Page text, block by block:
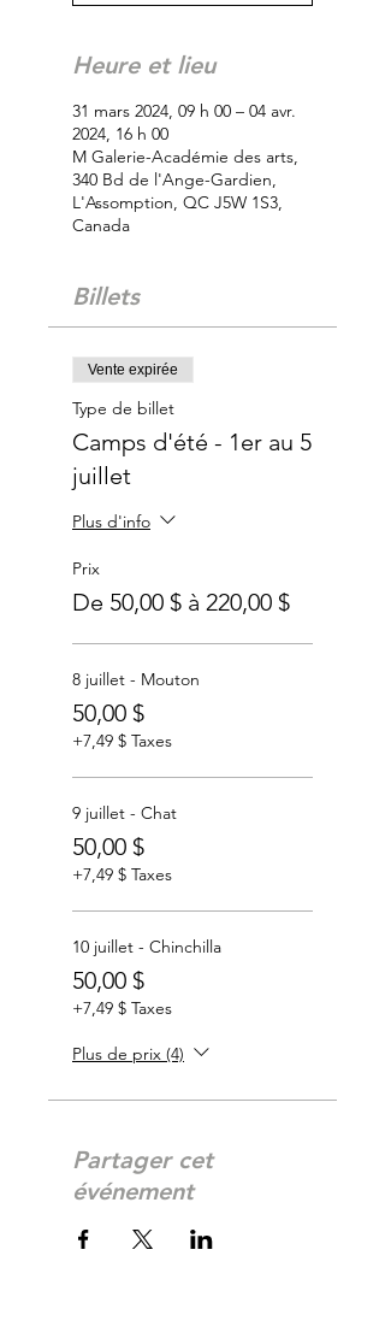
Heure et lieu
31 mars 2024, 09 h 00 – 04 avr.
2024, 16 h 00
M Galerie-Académie des arts,
340 Bd de l'Ange-Gardien,
L'Assomption, QC J5W 1S3,
Canada
Billets
Vente expirée
Type de billet
Camps d'été - 1er au 5
juillet
Plus d'info
Prix
De 50,00 $ à 220,00 $
8 juillet - Mouton
50,00 $
+7,49 $ Taxes
9 juillet - Chat
50,00 $
+7,49 $ Taxes
10 juillet - Chinchilla
50,00 $
+7,49 $ Taxes
Plus de prix (4)
Partager cet
événement